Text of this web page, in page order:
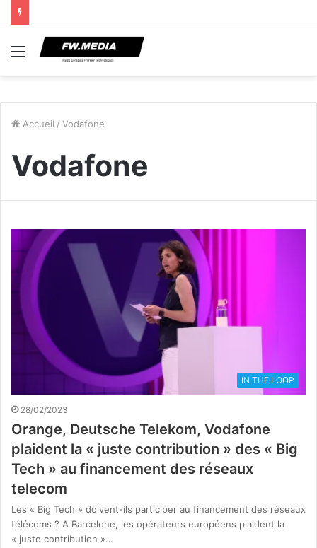
Menu
Accueil / Vodafone
Vodafone
IN THE LOOP
28/02/2023
Orange, Deutsche Telekom, Vodafone
plaident la « juste contribution » des « Big
Tech » au financement des réseaux
telecom
Les « Big Tech » doivent-ils participer au financement des réseaux
télécoms ? A Barcelone, les opérateurs européens plaident la
« juste contribution »…